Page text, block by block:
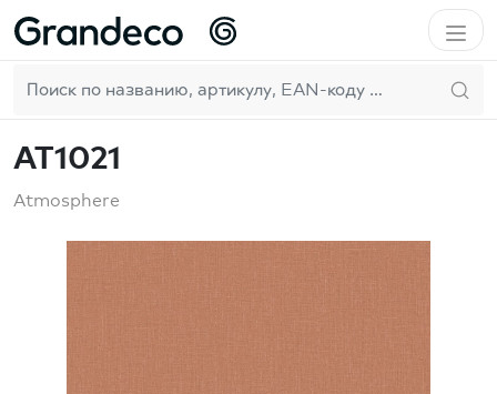
Домой GrandecoBoutique
Pure & Protect
AT1021
Atmosphere